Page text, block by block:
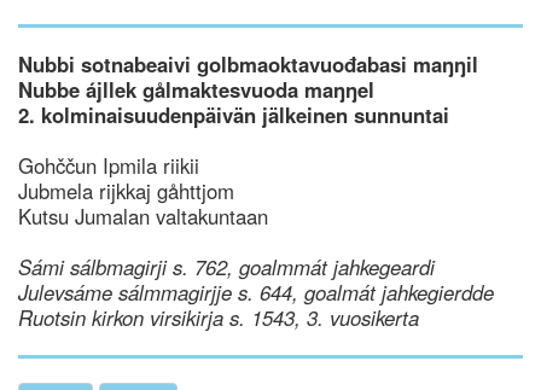
Nubbi sotnabeaivi golbmaoktavuođabasi maŋŋil
Nubbe ájllek gålmaktesvuoda maŋŋel
2. kolminaisuudenpäivän jälkeinen sunnuntai
Gohččun Ipmila riikii
Jubmela rijkkaj gåhttjom
Kutsu Jumalan valtakuntaan
Sámi sálbmagirji s. 762, goalmmát jahkegeardi
Julevsáme sálmmagirjje s. 644, goalmát jahkegierdde
Ruotsin kirkon virsikirja s. 1543, 3. vuosikerta